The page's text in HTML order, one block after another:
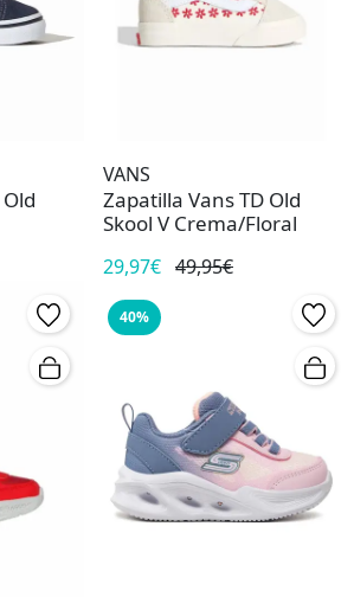
VANS
Zapatilla Vans TD Old
Skool V Crema/Floral
29,97€ 49,95€
40%